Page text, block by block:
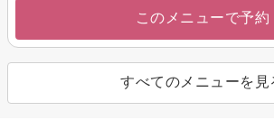
このメニューで予約
すべてのメニューを見